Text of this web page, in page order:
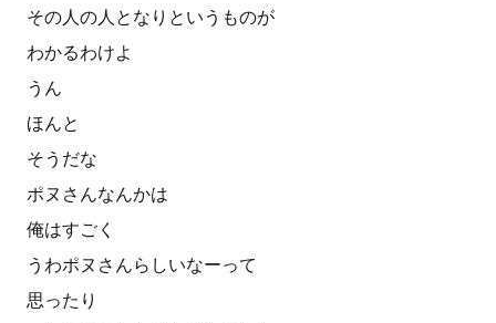
その人の人となりというものが
わかるわけよ
うん
ほんと
そうだな
ポヌさんなんかは
俺はすごく
うわポヌさんらしいなーって
思ったり